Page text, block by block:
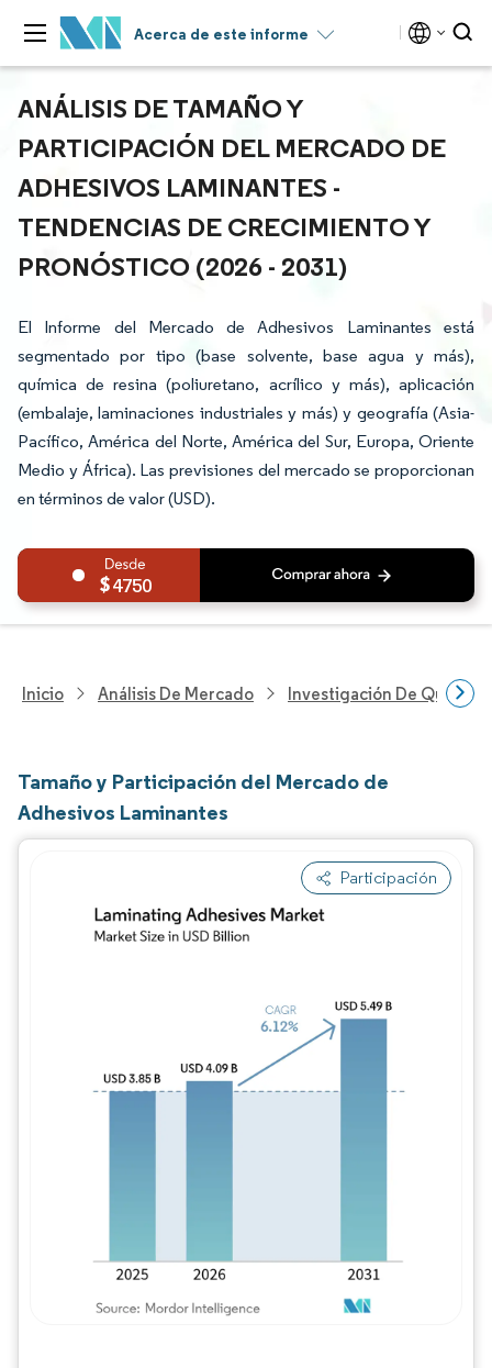
Acerca de este informe
ANÁLISIS DE TAMAÑO Y
PARTICIPACIÓN DEL MERCADO DE
ADHESIVOS LAMINANTES -
TENDENCIAS DE CRECIMIENTO Y
PRONÓSTICO (2026 - 2031)
El Informe del Mercado de Adhesivos Laminantes está
segmentado por tipo (base solvente, base agua y más),
química de resina (poliuretano, acrílico y más), aplicación
(embalaje, laminaciones industriales y más) y geografía (Asia-
Pacífico, América del Norte, América del Sur, Europa, Oriente
Medio y África). Las previsiones del mercado se proporcionan
en términos de valor (USD).
4750
Inicio Análisis De Mercado Investigación De
Tamaño y Participación del Mercado de
Adhesivos Laminantes
Participación